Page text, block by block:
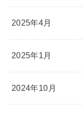
2025年4月
2025年1月
2024年10月